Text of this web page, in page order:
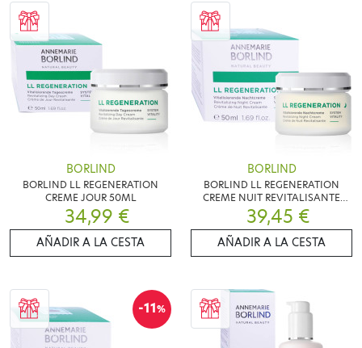
BORLIND
BORLIND LL REGENERATION
CREME JOUR 50ML
34,99 €
AÑADIR A LA CESTA
BORLIND
BORLIND LL REGENERATION
CREME NUIT REVITALISANTE
50ML
39,45 €
AÑADIR A LA CESTA
-11%